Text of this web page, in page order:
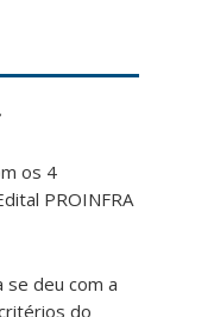
os 4
PROINFRA
se deu com a
do